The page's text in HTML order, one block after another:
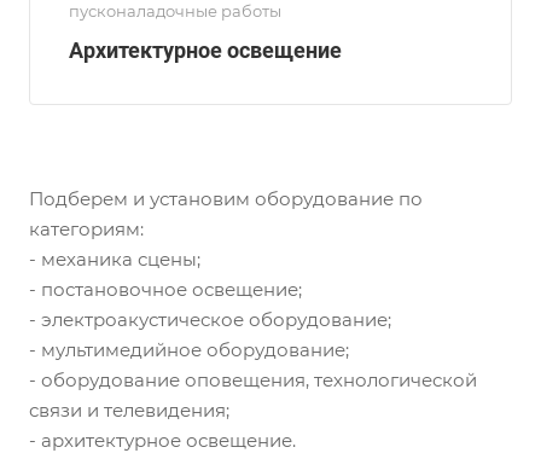
пусконаладочные работы
Архитектурное освещение
Подберем и установим оборудование по
категориям:
- механика сцены;
- постановочное освещение;
- электроакустическое оборудование;
- мультимедийное оборудование;
- оборудование оповещения, технологической
связи и телевидения;
- архитектурное освещение.